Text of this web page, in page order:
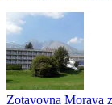
Zotavovna Morava